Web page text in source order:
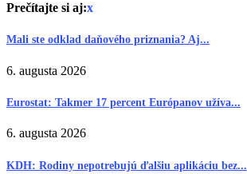
Prečítajte si aj:x
Mali ste odklad daňového priznania? Aj...
6. augusta 2026
Eurostat: Takmer 17 percent Európanov užíva...
6. augusta 2026
KDH: Rodiny nepotrebujú ďalšiu aplikáciu bez...